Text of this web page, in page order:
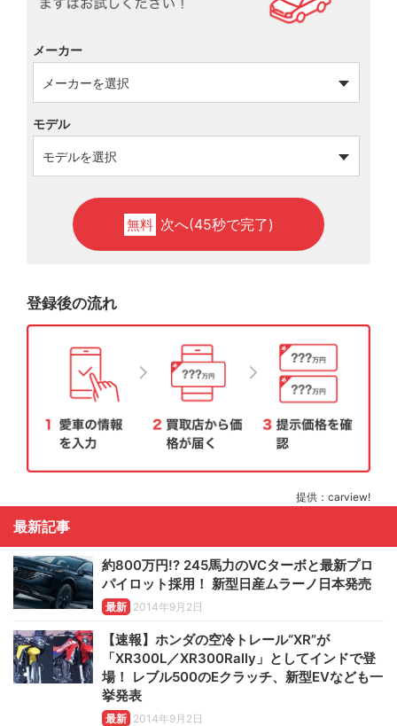
メーカー
モデル
無料 次へ(45秒で完了)
登録後の流れ
提供：carview!
最新記事
約800万円!? 245馬力のVCターボと最新プロ
パイロット採用！ 新型日産ムラーノ日本発売
最新 2014年9月2日
【速報】ホンダの空冷トレール“XR”が
「XR300L／XR300Rally」としてインドで登
場！ レブル500のEクラッチ、新型EVなども一
挙発表
最新 2014年9月2日